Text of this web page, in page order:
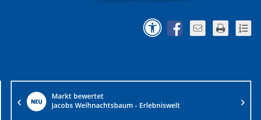
Markt bewertet
Jacobs Weihnachtsbaum - Erlebniswelt